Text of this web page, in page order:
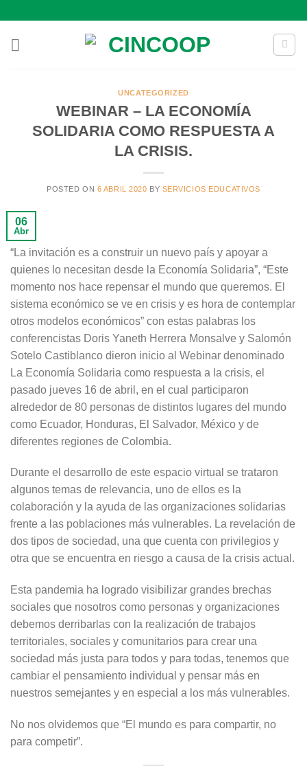
contenido
UNCATEGORIZED
WEBINAR – LA ECONOMÍA
SOLIDARIA COMO RESPUESTA A
LA CRISIS.
POSTED ON 6 ABRIL 2020 BY SERVICIOS EDUCATIVOS
06
Abr
“La invitación es a construir un nuevo país y apoyar a
quienes lo necesitan desde la Economía Solidaria”, “Este
momento nos hace repensar el mundo que queremos. El
sistema económico se ve en crisis y es hora de contemplar
otros modelos económicos” con estas palabras los
conferencistas Doris Yaneth Herrera Monsalve y Salomón
Sotelo Castiblanco dieron inicio al Webinar denominado
La Economía Solidaria como respuesta a la crisis, el
pasado jueves 16 de abril, en el cual participaron
alrededor de 80 personas de distintos lugares del mundo
como Ecuador, Honduras, El Salvador, México y de
diferentes regiones de Colombia.
Durante el desarrollo de este espacio virtual se trataron
algunos temas de relevancia, uno de ellos es la
colaboración y la ayuda de las organizaciones solidarias
frente a las poblaciones más vulnerables. La revelación de
dos tipos de sociedad, una que cuenta con privilegios y
otra que se encuentra en riesgo a causa de la crisis actual.
Esta pandemia ha logrado visibilizar grandes brechas
sociales que nosotros como personas y organizaciones
debemos derribarlas con la realización de trabajos
territoriales, sociales y comunitarios para crear una
sociedad más justa para todos y para todas, tenemos que
cambiar el pensamiento individual y pensar más en
nuestros semejantes y en especial a los más vulnerables.
No nos olvidemos que “El mundo es para compartir, no
para competir”.